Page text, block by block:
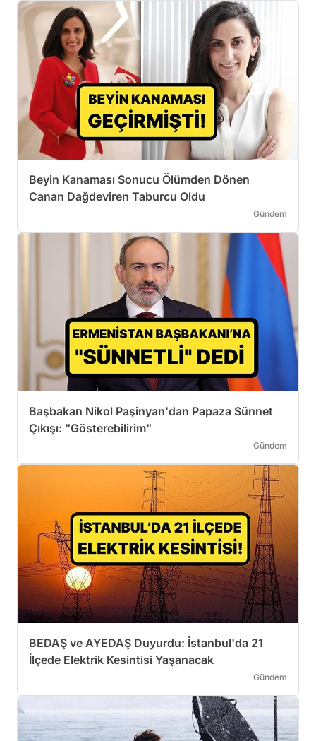
Beyin Kanaması Sonucu Ölümden Dönen
Canan Dağdeviren Taburcu Oldu
Gündem
Başbakan Nikol Paşinyan'dan Papaza Sünnet
Çıkışı: "Gösterebilirim"
Gündem
BEDAŞ ve AYEDAŞ Duyurdu: İstanbul'da 21
İlçede Elektrik Kesintisi Yaşanacak
Gündem